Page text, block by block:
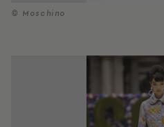
© Moschino